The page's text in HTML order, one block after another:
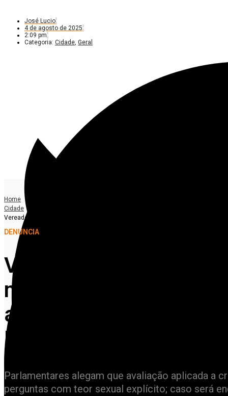
José Lucio
4 de agosto de 2025
2:09 pm
Categoria: Cidade, Geral
Home
Cidade
Vereadores denunciam prova de matemática com conteúdo sexual para
DENUNCIA
Vereadores denunciam
matemática com
alunos do 5º ano em
Floresta
Parlamentares alegam que avaliação aplicada a
perguntas com teor sexual explícito; caso será